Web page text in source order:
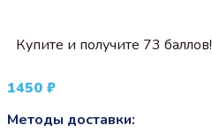
Купите и получите 73 баллов!
1450 ₽
Методы доставки: